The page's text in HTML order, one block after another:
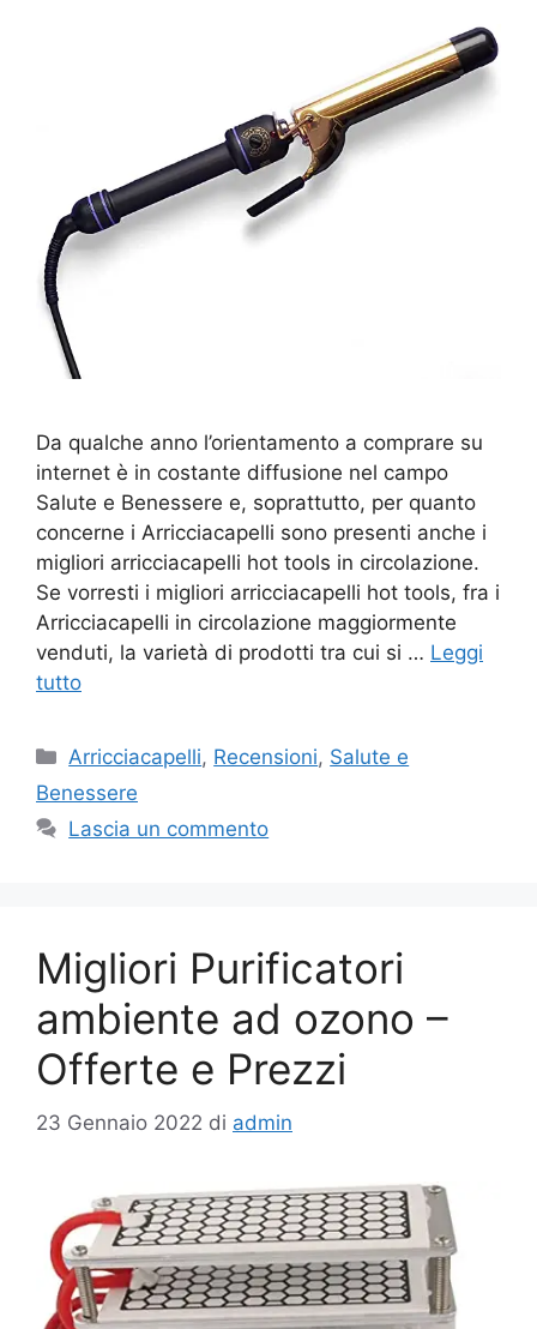
Da qualche anno l’orientamento a comprare su
internet è in costante diffusione nel campo
Salute e Benessere e, soprattutto, per quanto
concerne i Arricciacapelli sono presenti anche i
migliori arricciacapelli hot tools in circolazione.
Se vorresti i migliori arricciacapelli hot tools, fra i
Arricciacapelli in circolazione maggiormente
venduti, la varietà di prodotti tra cui si … Leggi
tutto
Categorie
Arricciacapelli, Recensioni, Salute e
Benessere
Lascia un commento
Migliori Purificatori
ambiente ad ozono –
Offerte e Prezzi
23 Gennaio 2022 di admin